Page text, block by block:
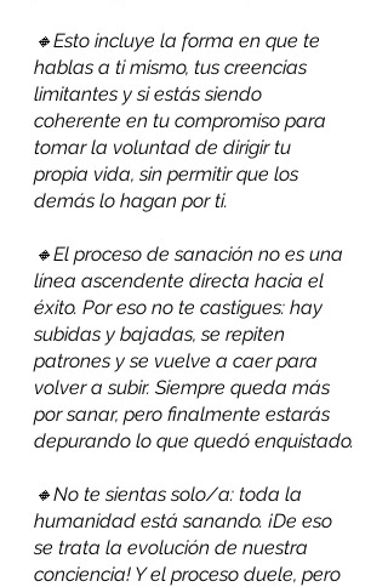
🔸Esto incluye la forma en que te
hablas a ti mismo, tus creencias
limitantes y si estás siendo
coherente en tu compromiso para
tomar la voluntad de dirigir tu
propia vida, sin permitir que los
demás lo hagan por ti.
🔸El proceso de sanación no es una
línea ascendente directa hacia el
éxito. Por eso no te castigues: hay
subidas y bajadas, se repiten
patrones y se vuelve a caer para
volver a subir. Siempre queda más
por sanar, pero finalmente estarás
depurando lo que quedó enquistado.
🔸No te sientas solo/a: toda la
humanidad está sanando. ¡De eso
se trata la evolución de nuestra
conciencia! Y el proceso duele, pero